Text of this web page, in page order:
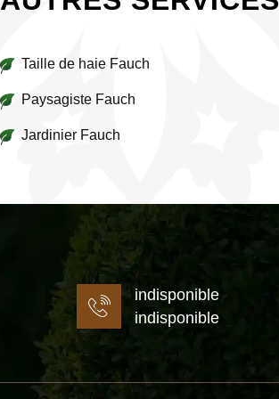
Taille de haie Fauch
Paysagiste Fauch
Jardinier Fauch
indisponible
indisponible